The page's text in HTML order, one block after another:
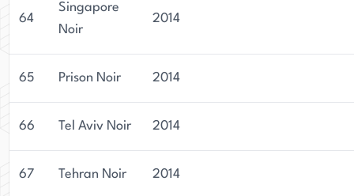
64
Singapore
Noir
2014
65 Prison Noir 2014
66 Tel Aviv Noir 2014
67 Tehran Noir 2014